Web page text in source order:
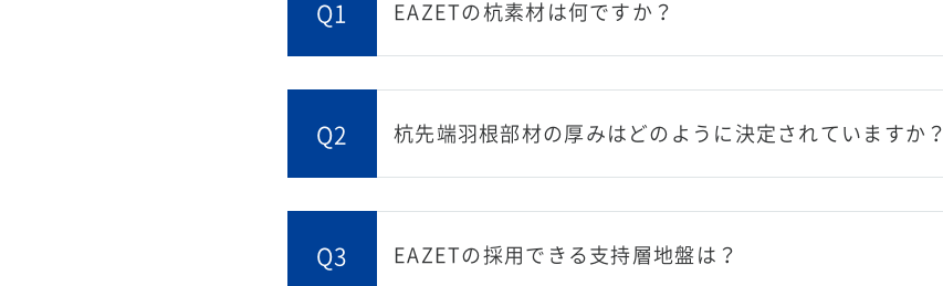
Q1 EAZETの杭素材は何ですか？
Q2 杭先端羽根部材の厚みはどのように決定されていますか？
Q3 EAZETの採用できる支持層地盤は？